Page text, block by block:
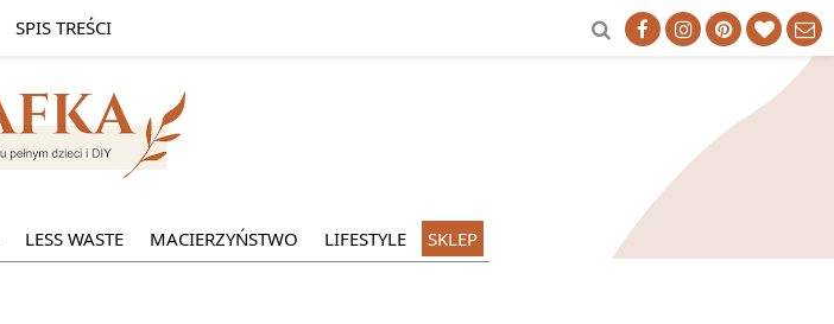
SPIS TREŚCI
LESS WASTE MACIERZYŃSTWO LIFESTYLE SKLEP